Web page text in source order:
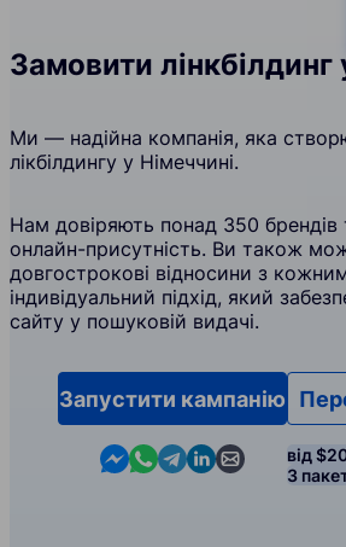
Замовити лінкбілдинг
Ми — надійна компанія, яка
лікбілдингу у Німеччині.
Нам довіряють понад 350 брендів
онлайн-присутність. Ви також
довгострокові відносини з
індивідуальний підхід, який
сайту у пошуковій видачі.
Запустити кампанію
Contact us in Messenger
Contact us in
Contact us in
Contact us in
Contact us by
від
3